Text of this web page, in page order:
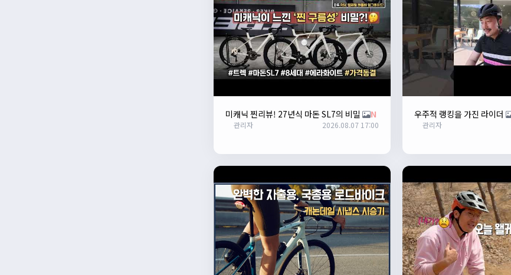
미캐닉 찐리뷰! 27년식 마돈 SL7의 비밀 N
관리자 2026.08.07 17:00
우주적 랭킹을 가진 라이더
관리자